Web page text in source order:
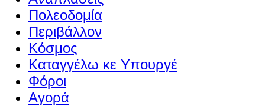
Πολεοδομία
Περιβάλλον
Κόσμος
Καταγγέλω κε Υπουργέ
Φόροι
Αγορά